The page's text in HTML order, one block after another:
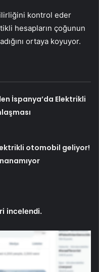
kontrol eder
hesapların çoğunun
ortaya koyuyor.
İspanya’da Elektrikli
otomobil geliyor!
incelendi.